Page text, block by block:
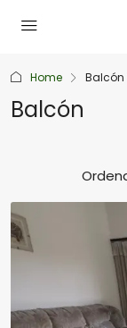
Home Balcón
Balcón